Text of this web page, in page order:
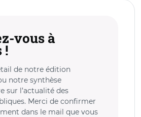
vous à
!
de notre édition
notre synthèse
sur l’actualité des
Merci de confirmer
dans le mail que vous